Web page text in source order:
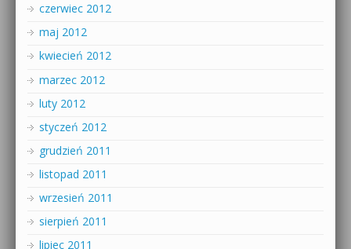
czerwiec 2012
maj 2012
kwiecień 2012
marzec 2012
luty 2012
styczeń 2012
grudzień 2011
listopad 2011
wrzesień 2011
sierpień 2011
lipiec 2011